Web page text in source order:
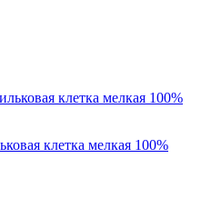
клетка мелкая 100%